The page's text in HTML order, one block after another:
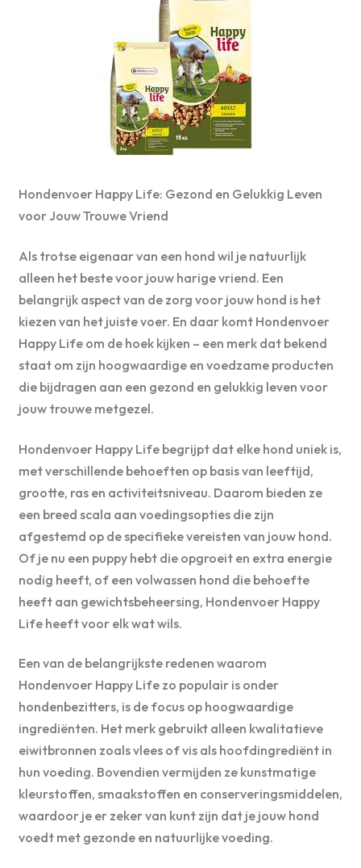
Hondenvoer Happy Life: Gezond en Gelukkig Leven
voor Jouw Trouwe Vriend
Als trotse eigenaar van een hond wil je natuurlijk
alleen het beste voor jouw harige vriend. Een
belangrijk aspect van de zorg voor jouw hond is het
kiezen van het juiste voer. En daar komt Hondenvoer
Happy Life om de hoek kijken – een merk dat bekend
staat om zijn hoogwaardige en voedzame producten
die bijdragen aan een gezond en gelukkig leven voor
jouw trouwe metgezel.
Hondenvoer Happy Life begrijpt dat elke hond uniek is,
met verschillende behoeften op basis van leeftijd,
grootte, ras en activiteitsniveau. Daarom bieden ze
een breed scala aan voedingsopties die zijn
afgestemd op de specifieke vereisten van jouw hond.
Of je nu een puppy hebt die opgroeit en extra energie
nodig heeft, of een volwassen hond die behoefte
heeft aan gewichtsbeheersing, Hondenvoer Happy
Life heeft voor elk wat wils.
Een van de belangrijkste redenen waarom
Hondenvoer Happy Life zo populair is onder
hondenbezitters, is de focus op hoogwaardige
ingrediënten. Het merk gebruikt alleen kwalitatieve
eiwitbronnen zoals vlees of vis als hoofdingrediënt in
hun voeding. Bovendien vermijden ze kunstmatige
kleurstoffen, smaakstoffen en conserveringsmiddelen,
waardoor je er zeker van kunt zijn dat je jouw hond
voedt met gezonde en natuurlijke voeding.